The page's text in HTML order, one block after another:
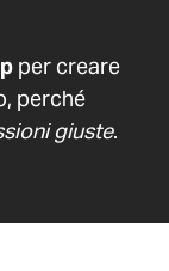
per creare
perché
giuste.